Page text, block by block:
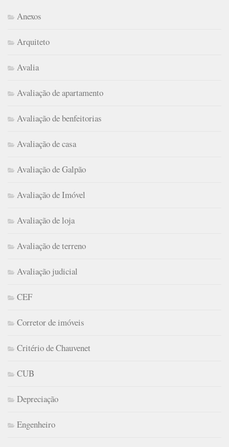
Anexos
Arquiteto
Avalia
Avaliação de apartamento
Avaliação de benfeitorias
Avaliação de casa
Avaliação de Galpão
Avaliação de Imóvel
Avaliação de loja
Avaliação de terreno
Avaliação judicial
CEF
Corretor de imóveis
Critério de Chauvenet
CUB
Depreciação
Engenheiro